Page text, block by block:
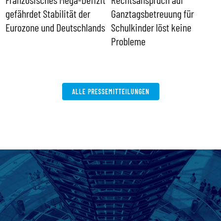
gefährdet Stabilität der
Eurozone und Deutschlands
Ganztagsbetreuung für
Schulkinder löst keine
Probleme
ALLE PRESSEMITTEILUNGEN